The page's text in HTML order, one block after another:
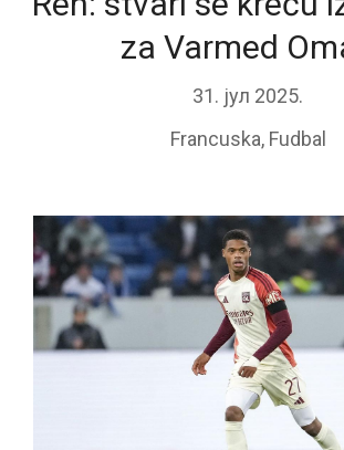
za Varmed
31. јул 2025.
Francuska, Fudbal